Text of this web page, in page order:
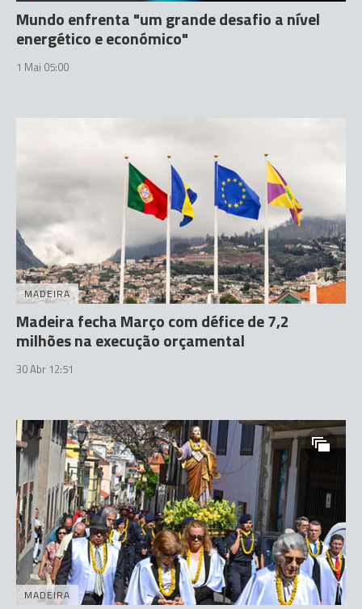
Mundo enfrenta "um grande desafio a nível
energético e económico"
1 Mai 05:00
MADEIRA
Madeira fecha Março com défice de 7,2
milhões na execução orçamental
30 Abr 12:51
MADEIRA